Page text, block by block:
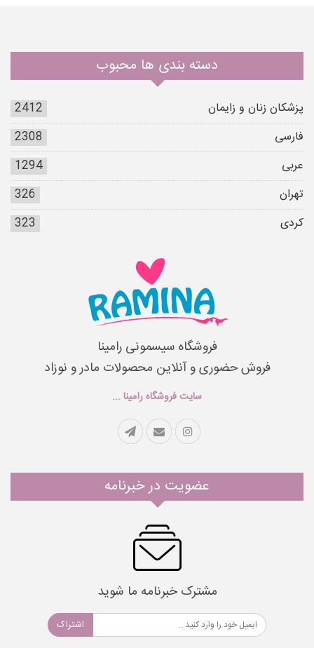
دسته بندی ها محبوب
پزشکان زنان و زایمان
2412
فارسی
2308
عربی
1294
تهران
326
کردی
323
فروشگاه سیسمونی رامینا
فروش حضوری و آنلاین محصولات مادر و نوزاد
سایت فروشگاه رامینا ...
عضویت در خبرنامه
مشترک خبرنامه ما شوید
اشتراک